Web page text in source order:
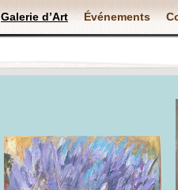
Galerie d’Art Événements